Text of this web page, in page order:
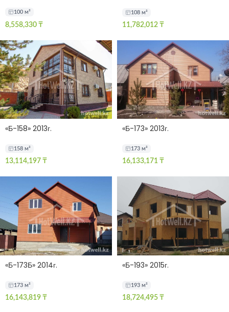
100 м²
8,558,330 ₸
108 м²
11,782,012 ₸
«Б-158» 2013г.
158 м²
13,114,197 ₸
«Б-173» 2013г.
173 м²
16,133,171 ₸
«Б-173Б» 2014г.
173 м²
16,143,819 ₸
«Б-193» 2015г.
193 м²
18,724,495 ₸